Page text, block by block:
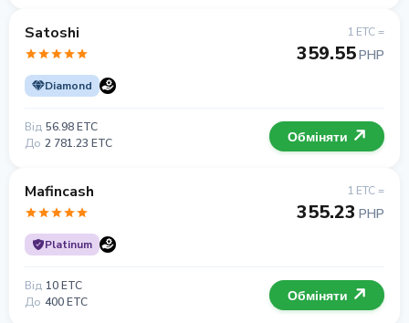
Satoshi
Diamond
1 ETC =
359.55PHP
Від 56.98 ETC
До 2 781.23 ETC Обміняти
Mafincash
Platinum
1 ETC =
355.23 PHP
Від 10 ETC
До 400 ETC Обміняти